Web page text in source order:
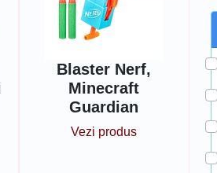
Blaster Nerf,
Minecraft
Guardian
Vezi produs